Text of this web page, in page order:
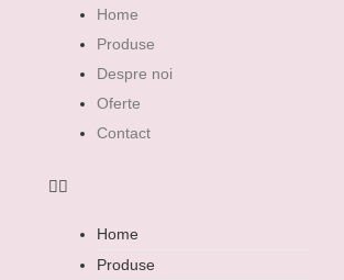
Home
Produse
Despre noi
Oferte
Contact
Home
Produse